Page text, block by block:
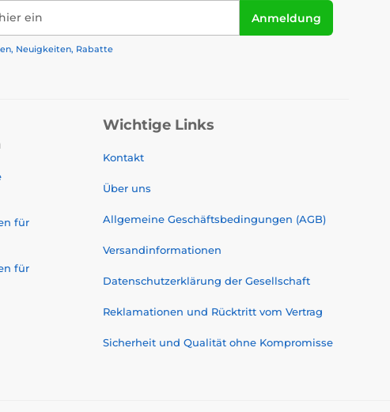
ein Anmeldung
Neuigkeiten, Rabatte
für
für
Wichtige Links
Kontakt
Über uns
Allgemeine Geschäftsbedingungen (AGB)
Versandinformationen
Datenschutzerklärung der Gesellschaft
Reklamationen und Rücktritt vom Vertrag
Sicherheit und Qualität ohne Kompromisse